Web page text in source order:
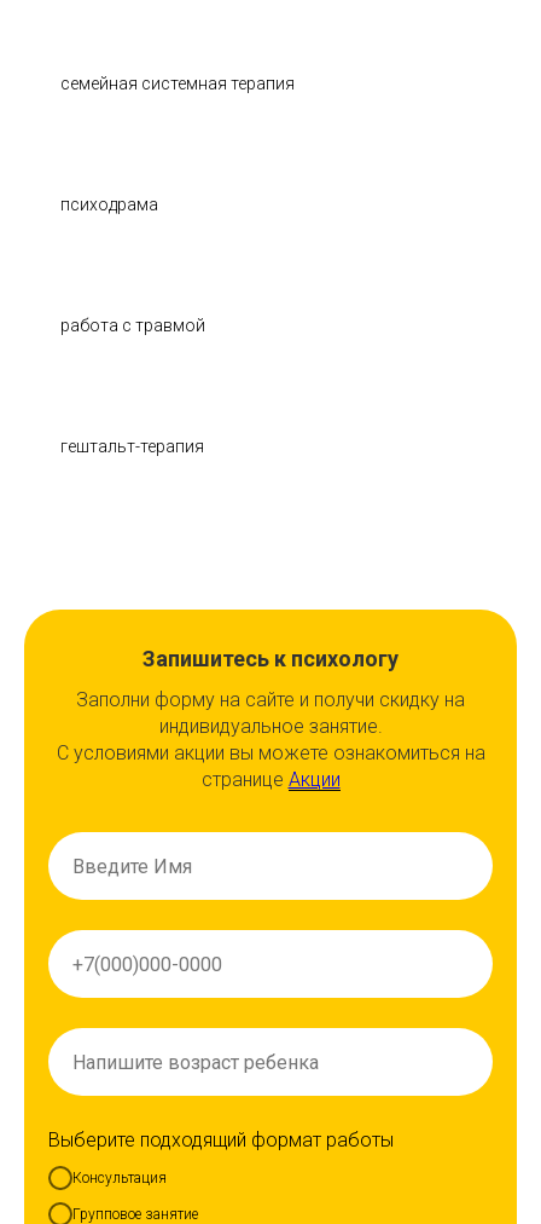
семейная системная терапия
психодрама
работа с травмой
гештальт-терапия
Запишитесь к психологу
Заполни форму на сайте и получи скидку на
индивидуальное занятие.
С условиями акции вы можете ознакомиться на
странице Акции
Выберите подходящий формат работы
Консультация
Групповое занятие